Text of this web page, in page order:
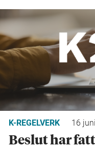
K-REGELVERK 16
Beslut har